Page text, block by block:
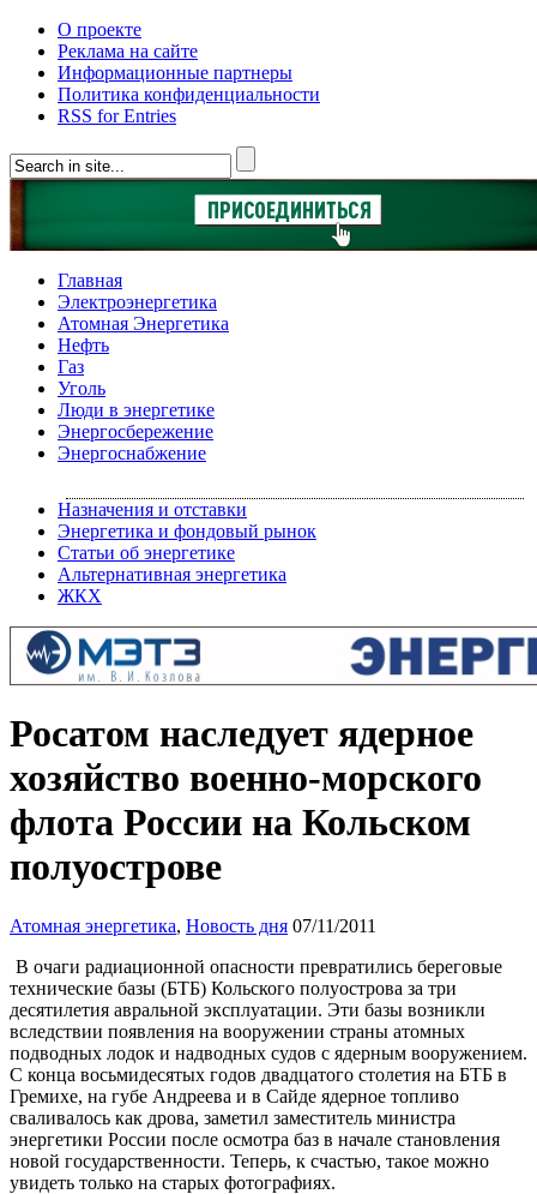
О проекте
Реклама на сайте
Информационные партнеры
Политика конфиденциальности
RSS for Entries
Главная
Электроэнергетика
Атомная Энергетика
Нефть
Газ
Уголь
Люди в энергетике
Энергосбережение
Энергоснабжение
Назначения и отставки
Энергетика и фондовый рынок
Статьи об энергетике
Альтернативная энергетика
ЖКХ
Росатом наследует ядерное
хозяйство военно-морского
флота России на Кольском
полуострове
Атомная энергетика, Новость дня 07/11/2011
В очаги радиационной опасности превратились береговые
технические базы (БТБ) Кольского полуострова за три
десятилетия авральной эксплуатации. Эти базы возникли
вследствии появления на вооружении страны атомных
подводных лодок и надводных судов с ядерным вооружением.
С конца восьмидесятых годов двадцатого столетия на БТБ в
Гремихе, на губе Андреева и в Сайде ядерное топливо
сваливалось как дрова, заметил заместитель министра
энергетики России после осмотра баз в начале становления
новой государственности. Теперь, к счастью, такое можно
увидеть только на старых фотографиях.